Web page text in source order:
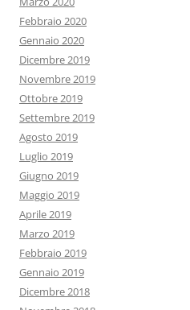
Febbraio 2020
Gennaio 2020
Dicembre 2019
Novembre 2019
Ottobre 2019
Settembre 2019
Agosto 2019
Luglio 2019
Giugno 2019
Maggio 2019
Aprile 2019
Marzo 2019
Febbraio 2019
Gennaio 2019
Dicembre 2018